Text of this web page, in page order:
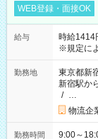
WEB登録・面接OK
給与
時給
※規定に
勤務地
東京都新
新宿駅か
/ …
物流企
勤務時間 9:00～